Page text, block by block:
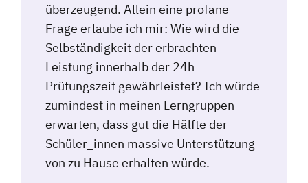
überzeugend. Allein eine profane
Frage erlaube ich mir: Wie wird die
Selbständigkeit der erbrachten
Leistung innerhalb der 24h
Prüfungszeit gewährleistet? Ich würde
zumindest in meinen Lerngruppen
erwarten, dass gut die Hälfte der
Schüler_innen massive Unterstützung
von zu Hause erhalten würde.